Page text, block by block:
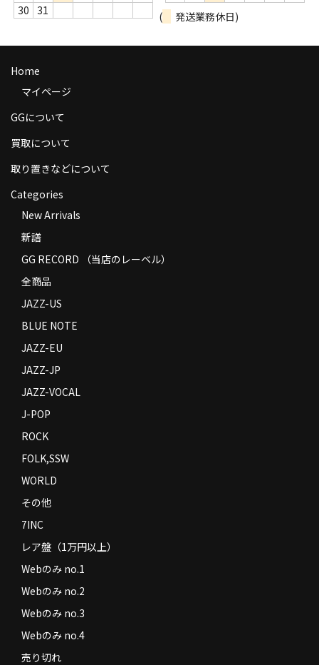
送料
お支払い方法
返品
特定商取引法に基づく表示
Contact
30
31
(
発送業務休日)
Home
マイページ
GGについて
買取について
取り置きなどについて
Categories
New Arrivals
新譜
GG RECORD （当店のレーベル）
全商品
JAZZ-US
BLUE NOTE
JAZZ-EU
JAZZ-JP
JAZZ-VOCAL
J-POP
ROCK
FOLK,SSW
WORLD
その他
7INC
レア盤（1万円以上）
Webのみ no.1
Webのみ no.2
Webのみ no.3
Webのみ no.4
売り切れ